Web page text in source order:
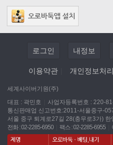
로그인 내정보
이용약관 개인정보처
세계사이버기원(주)
대표 : 곽민호
사업자등록번호 : 220-
통신판매업 신고번호:2011-서울중구-
서울 중구 퇴계로27길 28(충무로3가) 한
전화 : 02-2285-6950
팩스 : 02-2285-6955